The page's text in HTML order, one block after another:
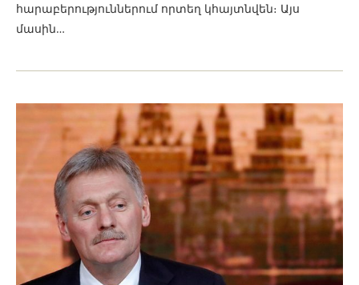
հարաբերություններում որտեղ կհայտնվեն։ Այս
մասին…